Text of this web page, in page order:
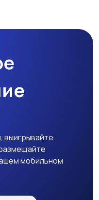
выигрывайте
мобильном